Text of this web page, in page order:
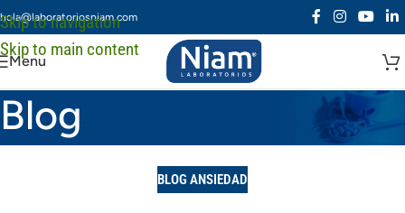
Skip to navigation
Skip to main content
hola@laboratoriosniam.com
Menu
Blog
BLOG ANSIEDAD